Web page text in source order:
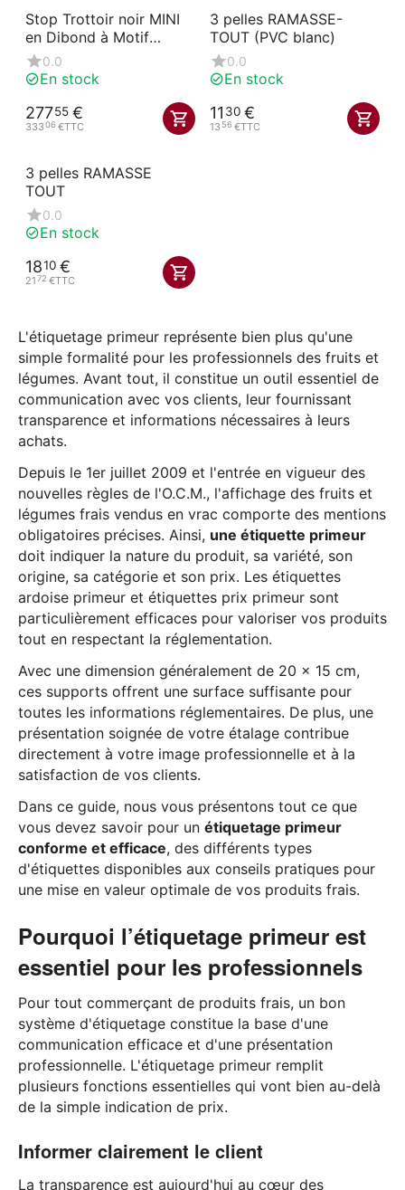
L'étiquetage primeur représente bien plus qu'une
simple formalité pour les professionnels des fruits et
légumes. Avant tout, il constitue un outil essentiel de
communication avec vos clients, leur fournissant
transparence et informations nécessaires à leurs
achats.
Depuis le 1er juillet 2009 et l'entrée en vigueur des
nouvelles règles de l'O.C.M., l'affichage des fruits et
légumes frais vendus en vrac comporte des mentions
obligatoires précises. Ainsi, une étiquette primeur
doit indiquer la nature du produit, sa variété, son
origine, sa catégorie et son prix. Les étiquettes
ardoise primeur et étiquettes prix primeur sont
particulièrement efficaces pour valoriser vos produits
tout en respectant la réglementation.
Avec une dimension généralement de 20 x 15 cm,
ces supports offrent une surface suffisante pour
toutes les informations réglementaires. De plus, une
présentation soignée de votre étalage contribue
directement à votre image professionnelle et à la
satisfaction de vos clients.
Dans ce guide, nous vous présentons tout ce que
vous devez savoir pour un étiquetage primeur
conforme et efficace, des différents types
d'étiquettes disponibles aux conseils pratiques pour
une mise en valeur optimale de vos produits frais.
Pourquoi l’étiquetage primeur est
essentiel pour les professionnels
Pour tout commerçant de produits frais, un bon
système d'étiquetage constitue la base d'une
communication efficace et d'une présentation
professionnelle. L'étiquetage primeur remplit
plusieurs fonctions essentielles qui vont bien au-delà
de la simple indication de prix.
Informer clairement le client
La transparence est aujourd'hui au cœur des
Stop Trottoir noir MINI
en Dibond à Motif
à Primeur 67x97x100
cm
0.0
En stock
27755 €
33306 €TTC
3 pelles RAMASSE-
TOUT (PVC blanc)
0.0
En stock
11 30 €
13 56 €TTC
3 pelles RAMASSE
TOUT
0.0
En stock
1810 €
2172 €TTC